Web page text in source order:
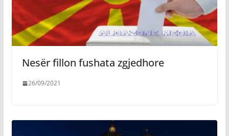
Nesër fillon fushata zgjedhore
26/09/2021